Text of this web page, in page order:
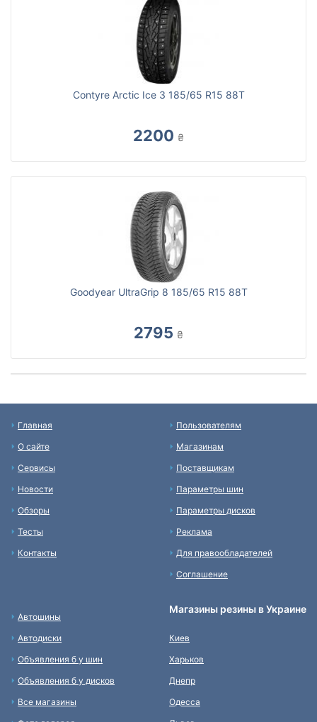
Contyre Arctic Ice 3 185/65 R15 88T
2200 ₴
Goodyear UltraGrip 8 185/65 R15 88T
2795 ₴
Главная
О сайте
Сервисы
Новости
Обзоры
Тесты
Контакты
Пользователям
Магазинам
Поставщикам
Параметры шин
Параметры дисков
Реклама
Для правообладателей
Соглашение
Автошины
Автодиски
Объявления б у шин
Объявления б у дисков
Все магазины
Магазины резины в Украине
Киев
Харьков
Днепр
Одесса